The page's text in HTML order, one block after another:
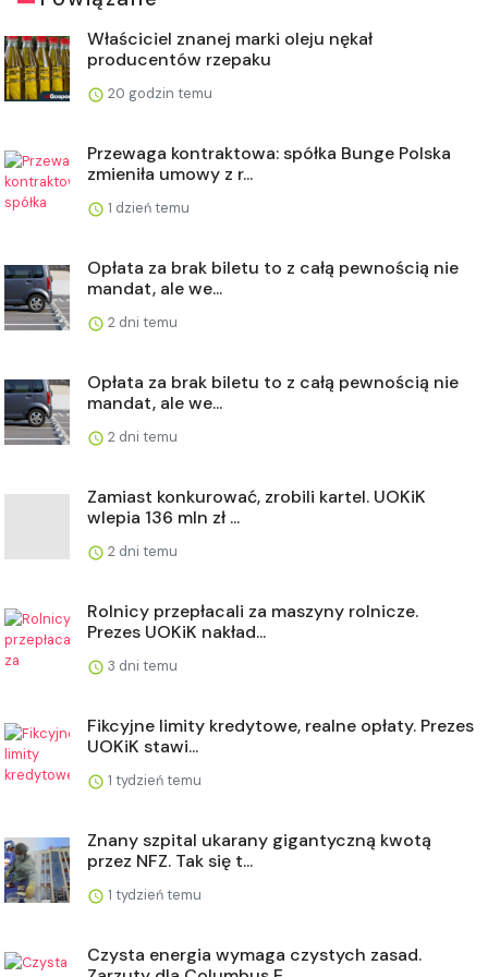
Właściciel znanej marki oleju nękał
producentów rzepaku
20 godzin temu
Przewaga kontraktowa: spółka Bunge Polska
zmieniła umowy z r...
1 dzień temu
Opłata za brak biletu to z całą pewnością nie
mandat, ale we...
2 dni temu
Opłata za brak biletu to z całą pewnością nie
mandat, ale we...
2 dni temu
Zamiast konkurować, zrobili kartel. UOKiK
wlepia 136 mln zł ...
2 dni temu
Rolnicy przepłacali za maszyny rolnicze.
Prezes UOKiK nakład...
3 dni temu
Fikcyjne limity kredytowe, realne opłaty. Prezes
UOKiK stawi...
1 tydzień temu
Znany szpital ukarany gigantyczną kwotą
przez NFZ. Tak się t...
1 tydzień temu
Czysta energia wymaga czystych zasad.